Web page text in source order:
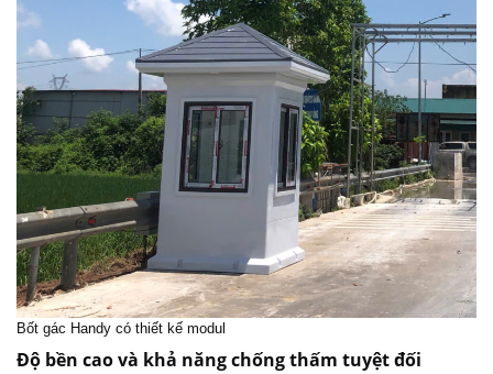
Bốt gác Handy có thiết kế modul
Độ bền cao và khả năng chống thấm tuyệt đối